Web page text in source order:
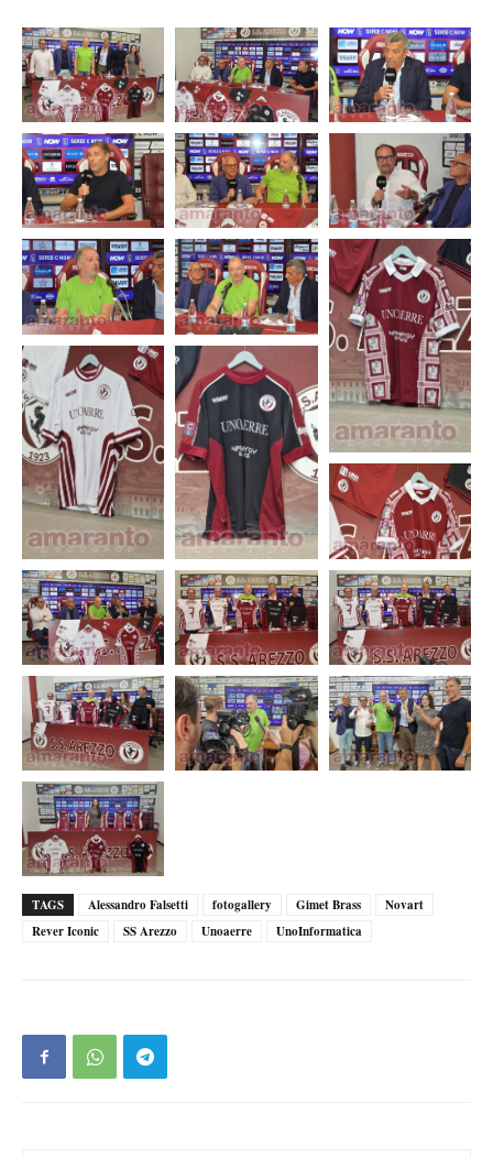
TAGS Alessandro Falsetti fotogallery Gimet Brass
Novart
Rever Iconic
SS Arezzo Unoaerre UnoInformatica